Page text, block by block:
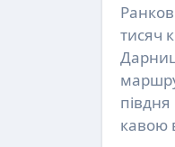
Ранковий гул двигунів на стоянці біля метро Червоний Хутір розпочинає черговий день для
тисяч
кавою